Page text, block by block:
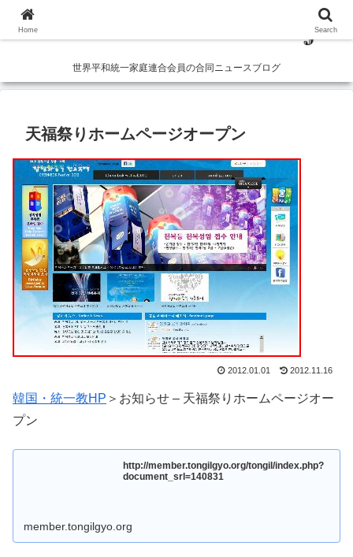
世界平和統一家庭連合会員の合同ニュースブログ
天福祭りホームページオープン
2012.01.01 2012.11.16
韓国・統一教HP ＞お知らせ – 天福祭りホームページオー
プン
http://member.tongilgyo.org/tongil/index.php?
document_srl=140831
member.tongilgyo.org
Home Search